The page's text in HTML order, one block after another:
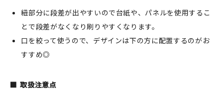
紐部分に段差が出やすいので台紙や、パネルを使用するこ
とで段差がなくなり刷りやすくなります。
口を絞って使うので、デザインは下の方に配置するのがお
すすめ◎
取扱注意点